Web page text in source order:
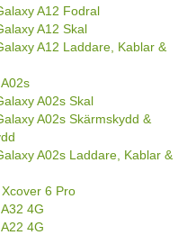
A12 Fodral
A12 Skal
A12 Laddare, Kablar &
A02s Skal
A02s Skärmskydd &
A02s Laddare, Kablar &
6 Pro
4G
4G